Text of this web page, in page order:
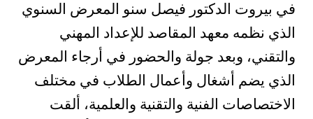
في بيروت الدكتور فيصل سنو المعرض السنوي
الذي نظمه معهد المقاصد للإعداد المهني
والتقني، وبعد جولة والحضور في أرجاء المعرض
الذي يضم أشغال وأعمال الطلاب في مختلف
الاختصاصات الفنية والتقنية والعلمية، ألقت